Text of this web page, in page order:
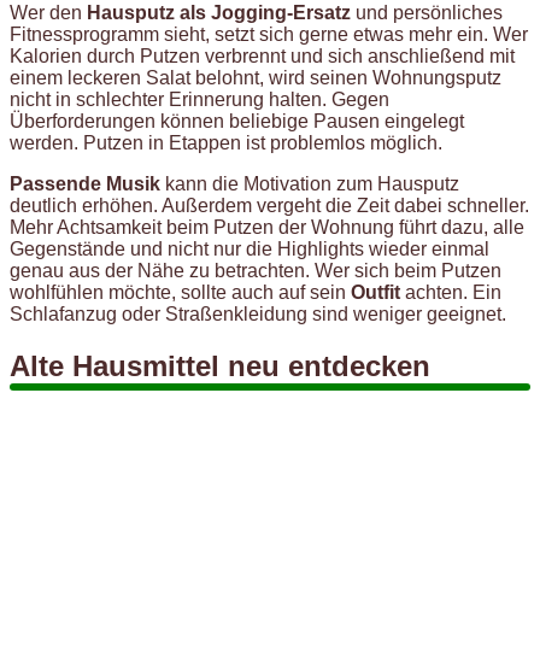
Wer den Hausputz als Jogging-Ersatz und persönliches
Fitnessprogramm sieht, setzt sich gerne etwas mehr ein. Wer
Kalorien durch Putzen verbrennt und sich anschließend mit
einem leckeren Salat belohnt, wird seinen Wohnungsputz
nicht in schlechter Erinnerung halten. Gegen
Überforderungen können beliebige Pausen eingelegt
werden. Putzen in Etappen ist problemlos möglich.
Passende Musik kann die Motivation zum Hausputz
deutlich erhöhen. Außerdem vergeht die Zeit dabei schneller.
Mehr Achtsamkeit beim Putzen der Wohnung führt dazu, alle
Gegenstände und nicht nur die Highlights wieder einmal
genau aus der Nähe zu betrachten. Wer sich beim Putzen
wohlfühlen möchte, sollte auch auf sein Outfit achten. Ein
Schlafanzug oder Straßenkleidung sind weniger geeignet.
Alte Hausmittel neu entdecken